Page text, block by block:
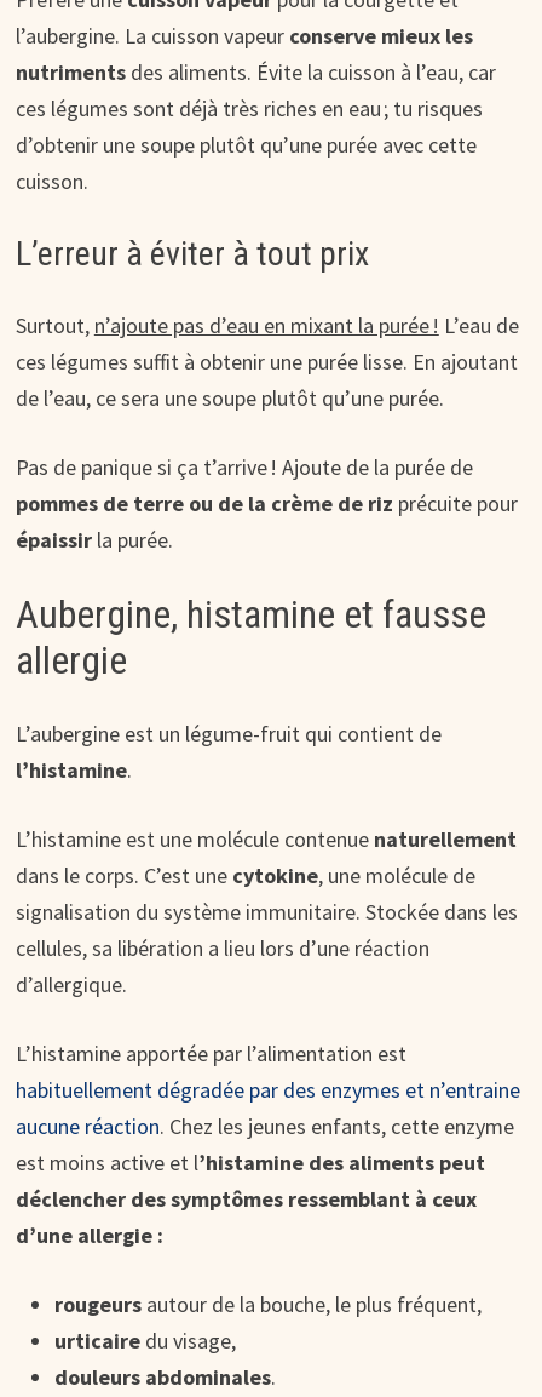
l’aubergine. La cuisson vapeur conserve mieux les
nutrimentsdes aliments. Évite la cuisson à l’eau, car
ces légumes sont déjà très riches en eau ; tu risques
d’obtenir une soupe plutôt qu’une purée avec cette
cuisson.
L’erreur à éviter à tout prix
Surtout, n’ajoute pas d’eau en mixant la purée ! L’eau de
ces légumes suffit à obtenir une purée lisse. En ajoutant
de l’eau, ce sera une soupe plutôt qu’une purée.
Pas de panique si ça t’arrive ! Ajoute de la purée de
pommes de terre ou de la crème de riz précuite pour
épaissir la purée.
Aubergine, histamine et fausse
allergie
L’aubergine est un légume-fruit qui contient de
l’histamine.
L’histamine est une molécule contenue naturellement
dans le corps. C’est une cytokine, une molécule de
signalisation du système immunitaire. Stockée dans les
cellules, sa libération a lieu lors d’une réaction
d’allergique.
L’histamine apportée par l’alimentation est
habituellement dégradée par des enzymes et n’entraine
aucune réaction. Chez les jeunes enfants, cette enzyme
est moins active et l’histamine des aliments peut
déclencher des symptômes ressemblant à ceux
d’une allergie :
rougeurs autour de la bouche, le plus fréquent,
urticaire du visage,
douleurs abdominales.